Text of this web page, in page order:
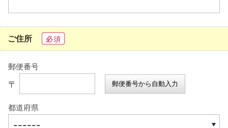
ご住所 必須
郵便番号
〒 郵便番号から自動入力
都道府県